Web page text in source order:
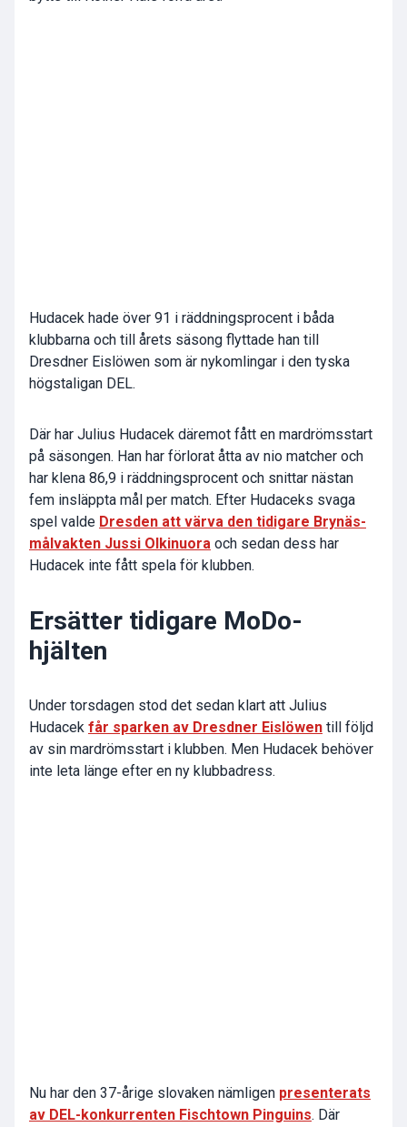
Hudacek hade över 91 i räddningsprocent i båda
klubbarna och till årets säsong flyttade han till
Dresdner Eislöwen som är nykomlingar i den tyska
högstaligan DEL.
Där har Julius Hudacek däremot fått en mardrömsstart
på säsongen. Han har förlorat åtta av nio matcher och
har klena 86,9 i räddningsprocent och snittar nästan
fem insläppta mål per match. Efter Hudaceks svaga
spel valde Dresden att värva den tidigare Brynäs-
målvakten Jussi Olkinuora och sedan dess har
Hudacek inte fått spela för klubben.
Ersätter tidigare MoDo-
hjälten
Under torsdagen stod det sedan klart att Julius
Hudacek får sparken av Dresdner Eislöwen till följd
av sin mardrömsstart i klubben. Men Hudacek behöver
inte leta länge efter en ny klubbadress.
Nu har den 37-årige slovaken nämligen presenterats
av DEL-konkurrenten Fischtown Pinguins. Där